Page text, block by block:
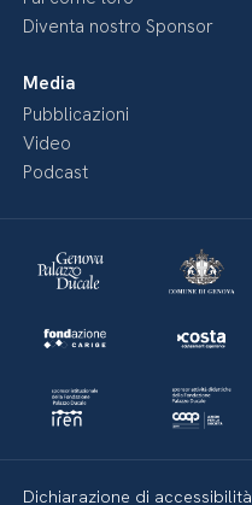
Diventa nostro Sponsor
Media
Pubblicazioni
Video
Podcast
Dichiarazione di accessibilità